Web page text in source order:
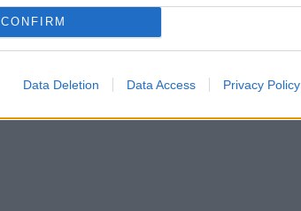
CONFIRM
Data Deletion Data Access Privacy Policy